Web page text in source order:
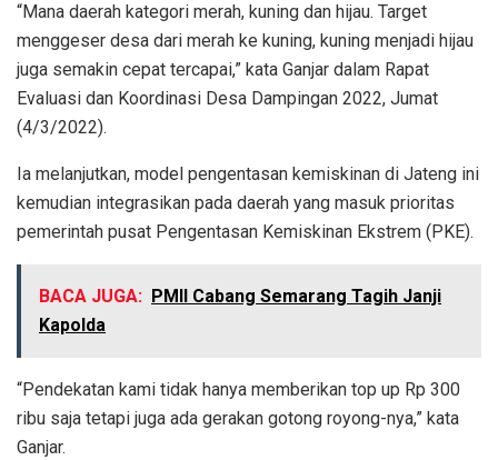
“Mana daerah kategori merah, kuning dan hijau. Target
menggeser desa dari merah ke kuning, kuning menjadi hijau
juga semakin cepat tercapai,” kata Ganjar dalam Rapat
Evaluasi dan Koordinasi Desa Dampingan 2022, Jumat
(4/3/2022).
Ia melanjutkan, model pengentasan kemiskinan di Jateng ini
kemudian integrasikan pada daerah yang masuk prioritas
pemerintah pusat Pengentasan Kemiskinan Ekstrem (PKE).
BACA JUGA: PMII Cabang Semarang Tagih Janji
Kapolda
“Pendekatan kami tidak hanya memberikan top up Rp 300
ribu saja tetapi juga ada gerakan gotong royong-nya,” kata
Ganjar.